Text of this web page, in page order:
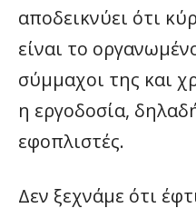
αποδεικνύει ότι
είναι το
σύμμαχοι της και
η εργοδοσία,
εφοπλιστές.
Δεν ξεχνάμε ότι